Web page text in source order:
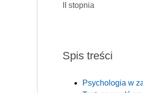
II stopnia
Spis treści
Psychologia w